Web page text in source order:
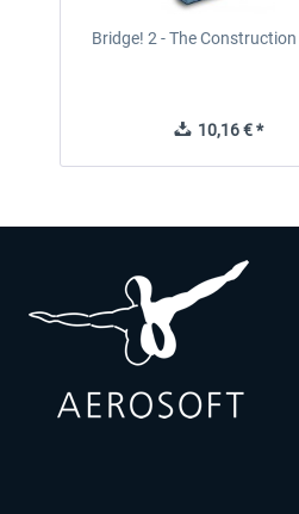
Bridge! 2 - The
10,16 € *